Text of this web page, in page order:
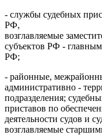
- службы судебных
РФ,
возглавляемые
субъектов РФ -
РФ;
- районные,
административно -
подразделения;
приставов по
деятельности судов и
возглавляемые